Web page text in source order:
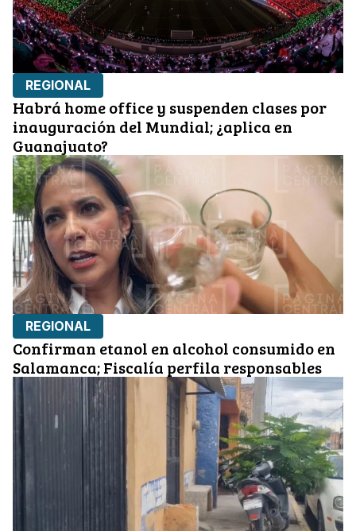
REGIONAL
Habrá home office y suspenden clases por
inauguración del Mundial; ¿aplica en
Guanajuato?
REGIONAL
Confirman etanol en alcohol consumido en
Salamanca; Fiscalía perfila responsables